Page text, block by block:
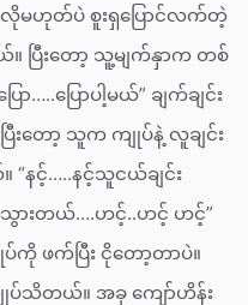
ဟုတ်ပဲ စူးရှပြောင်လက်တဲ့
ပြီးတော့ သူ့မျက်နှာက တစ်
ာ…..ပြောပါ့မယ်” ချက်ချင်း
တော့ သူက ကျုပ်နဲ့ လူချင်း
နင့်…..နင့်သူငယ်ချင်း
သွားတယ်….ဟင့်..ဟင့် ဟင့်”
ကို ဖက်ပြီး ငိုတော့တာပဲ။
ပ်သိတယ်။ အခု ကျော်ဟိန်း